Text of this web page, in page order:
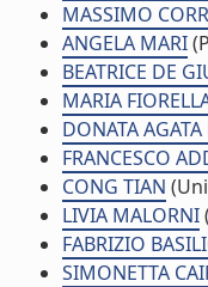
MASSIMO
ANGELA MARI
BEATRICE DE
MARIA
DONATA
FRANCESCO
CONG TIAN
LIVIA MALORNI
FABRIZIO
SIMONETTA